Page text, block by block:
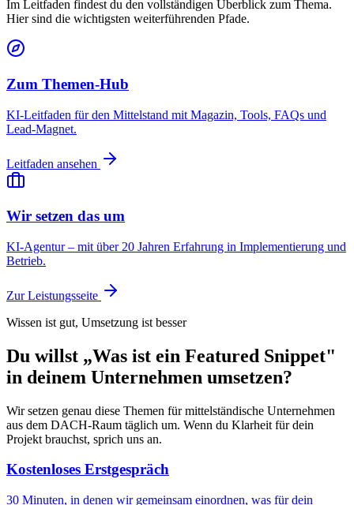
Im Leitfaden findest du den vollständigen Überblick zum Thema.
Hier sind die wichtigsten weiterführenden Pfade.
Zum Themen-Hub
KI-Leitfaden für den Mittelstand mit Magazin, Tools, FAQs und
Lead-Magnet.
Leitfaden ansehen
Wir setzen das um
KI-Agentur – mit über 20 Jahren Erfahrung in Implementierung und
Betrieb.
Zur Leistungsseite
Wissen ist gut, Umsetzung ist besser
Du willst „Was ist ein Featured Snippet"
in deinem Unternehmen umsetzen?
Wir setzen genau diese Themen für mittelständische Unternehmen
aus dem DACH-Raum täglich um. Wenn du Klarheit für dein
Projekt brauchst, sprich uns an.
Kostenloses Erstgespräch
30 Minuten, in denen wir gemeinsam einordnen, was für dein